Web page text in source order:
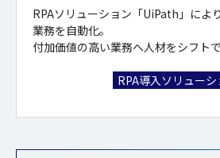
RPAソリューション「UiPath」によ
業務を自動化。
付加価値の高い業務へ人材をシフトで
RPA導入ソリューシ